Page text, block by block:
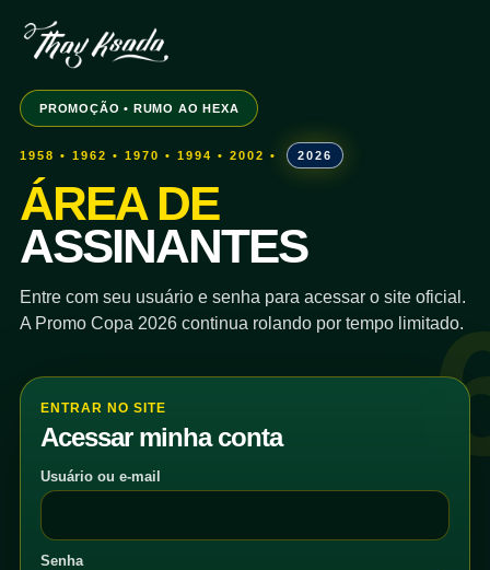
PROMOÇÃO • RUMO AO HEXA
1958 • 1962 • 1970 • 1994 • 2002 • 2026
ÁREA DE
ASSINANTES
Entre com seu usuário e senha para acessar o site oficial.
A Promo Copa 2026 continua rolando por tempo limitado.
ENTRAR NO SITE
Acessar minha conta
Usuário ou e-mail
Senha